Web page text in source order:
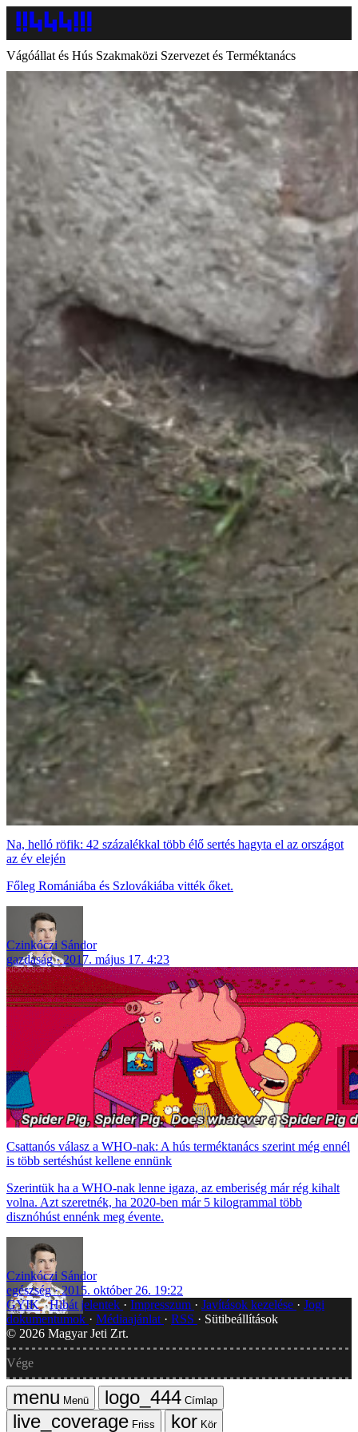
Vágóállat és Hús Szakmaközi Szervezet és Terméktanács
Na, helló röfik: 42 százalékkal több élő sertés hagyta el az országot
az év elején
Főleg Romániába és Szlovákiába vitték őket.
Czinkóczi Sándor
gazdaság
2017. május 17. 4:23
Csattanós válasz a WHO-nak: A hús terméktanács szerint még ennél
is több sertéshúst kellene ennünk
Szerintük ha a WHO-nak lenne igaza, az emberiség már rég kihalt
volna. Azt szeretnék, ha 2020-ben már 5 kilogrammal több
disznóhúst ennénk meg évente.
Czinkóczi Sándor
egészség
2015. október 26. 19:22
GYIK Hibát jelentek Impresszum Javítások kezelése
Jogi
dokumentumok
Médiaajánlat RSS
Sütibeállítások
© 2026 Magyar Jeti Zrt.
Vége
Menü
Címlap
Friss
Kör